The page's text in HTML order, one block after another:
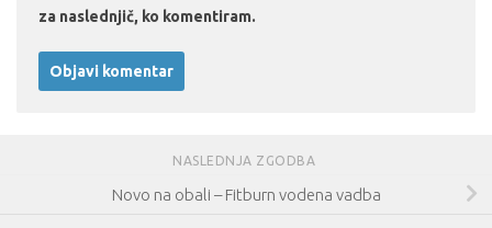
za naslednjič, ko komentiram.
NASLEDNJA ZGODBA
Novo na obali – Fitburn vodena vadba